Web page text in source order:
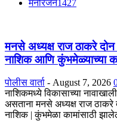
मनोरंजन1427
मनसे अध्यक्ष राज ठाकरे
नाशिक आणि कुंभमेळ्याच्या
पोलीस वार्ता - August 7, 2026
नाशिकमध्ये विकासाच्या
असताना मनसे अध्यक्ष राज ठाकरे
नाशिक | कुंभमेळा कामांसाठी